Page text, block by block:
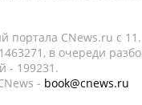
портала CNews.ru c
в очереди
- 199231.
- book@cnews.ru